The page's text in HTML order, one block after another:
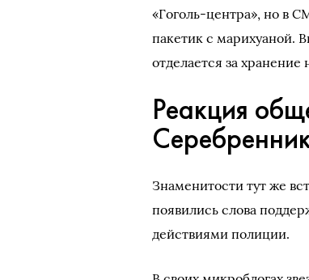
«Гоголь-центра», но в
пакетик с марихуаной.
отделается за
Реакция
Знаменитости тут же
появились слова
действиями полиции.